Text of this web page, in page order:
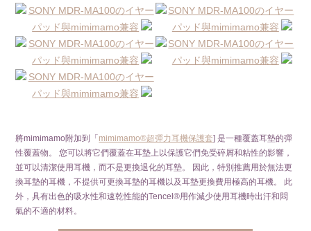
將mimimamo附加到「 mimimamo®超彈力耳機保護套] 是一種覆蓋耳墊的彈
性覆蓋物。 您可以將它們覆蓋在耳墊上以保護它們免受碎屑和粘性的影響，
並可以清潔使用耳機，而不是更換退化的耳墊。 因此，特別推薦用於無法更
換耳墊的耳機，不提供可更換耳墊的耳機以及耳墊更換費用極高的耳機。 此
外，具有出色的吸水性和速乾性能的Tencel®用作減少使用耳機時出汗和悶
氣的不適的材料。